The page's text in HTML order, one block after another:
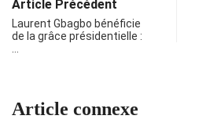
Article Précédent
Laurent Gbagbo bénéficie
de la grâce présidentielle :
…
Article connexe